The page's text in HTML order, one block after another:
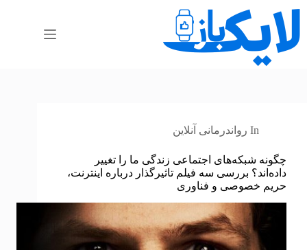
محتوا
In رواندرمانی آنلاین
چگونه شبکه‌های اجتماعی زندگی ما را تغییر
داده‌اند؟ بررسی سه فیلم تاثیرگذار درباره اینترنت،
حریم خصوصی و فناوری